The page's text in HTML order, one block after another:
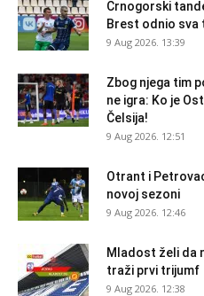
Crnogorski
Brest odnio sva
9 Aug 2026. 13:39
Zbog njega tim
ne igra: Ko je
Čelsija!
9 Aug 2026. 12:51
Otrant i
novoj sezoni
9 Aug 2026. 12:46
Mladost želi da
traži prvi trijumf
9 Aug 2026. 12:38